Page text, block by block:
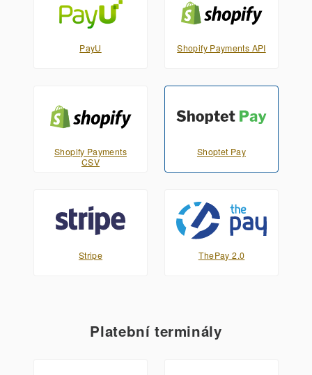
PayU Shopify Payments API
Shopify Payments
CSV
Shoptet Pay
Stripe ThePay 2.0
Platební terminály